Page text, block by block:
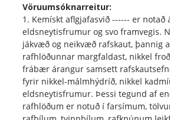
Vöruumsóknarreitur:
1. Kemískt aflgjafasvið ------ er notað
eldsneytisfrumur og svo framvegis.
jákvæð og neikvæð rafskaut, þannig
rafhlöðunnar margfaldast, nikkel
frábær árangur samsett
fyrir nikkel-málmhýdríð, nikkel
eldsneytisfrumur. Þessi tegund af
rafhlöðum er notuð í farsímum,